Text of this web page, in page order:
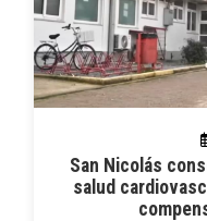
San Nicolás
salud